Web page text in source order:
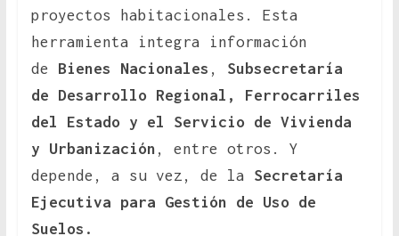
proyectos habitacionales. Esta
herramienta integra información
de Bienes Nacionales , Subsecretaría
de Desarrollo Regional, Ferrocarriles
del Estado y el Servicio de Vivienda
y Urbanización , entre otros. Y
depende, a su vez, de la Secretaría
Ejecutiva para Gestión de Uso de
Suelos.